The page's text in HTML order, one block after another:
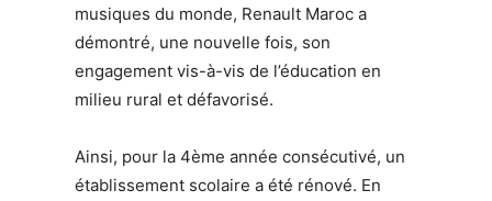
musiques du monde, Renault Maroc a
démontré, une nouvelle fois, son
engagement vis-à-vis de l’éducation en
milieu rural et défavorisé.
Ainsi, pour la 4ème année consécutivé, un
établissement scolaire a été rénové. En